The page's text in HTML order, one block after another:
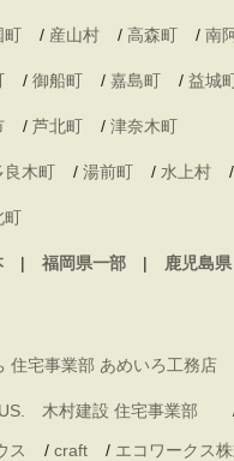
町 / 産山村 / 高森町 / 南
/ 御船町 / 嘉島町 / 益城
/ 芦北町 / 津奈木町
良木町 / 湯前町 / 水上村 /
町
福岡県一部 鹿児島県
住宅事業部 あめいろ工務店
木村建設 住宅事業部
ス / craft / エコワークス